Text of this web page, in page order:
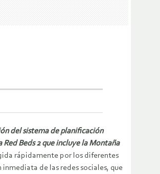
del sistema de planificación
Beds 2 que incluye la Montaña
rápidamente por los diferentes
de las redes sociales, que